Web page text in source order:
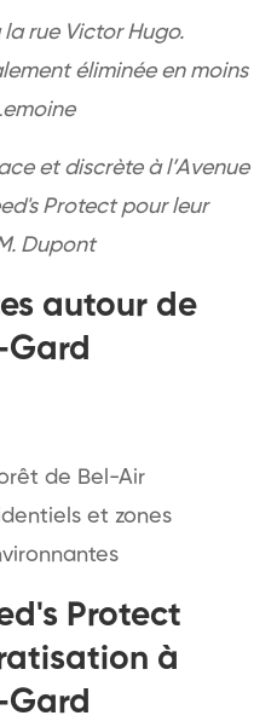
rue Victor Hugo.
éliminée en moins
et discrète à l’Avenue
Protect pour leur
Dupont
autour de
de Bel-Air
et zones
Protect
à